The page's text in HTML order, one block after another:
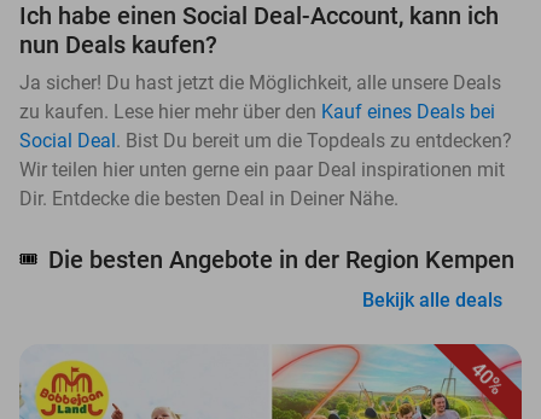
Ich habe einen Social Deal-Account, kann ich
nun Deals kaufen?
Ja sicher! Du hast jetzt die Möglichkeit, alle unsere Deals
zu kaufen. Lese hier mehr über den Kauf eines Deals bei
Social Deal. Bist Du bereit um die Topdeals zu entdecken?
Wir teilen hier unten gerne ein paar Deal inspirationen mit
Dir. Entdecke die besten Deal in Deiner Nähe.
🎟️ Die besten Angebote in der Region Kempen
Bekijk alle deals
40%